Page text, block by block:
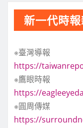
新一代時
※臺灣導報
https://
※鷹眼時報
https://
※圓周傳媒
https://